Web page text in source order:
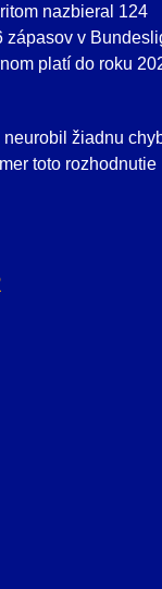
nazbieral 124
zápasov v
platí do roku
žiadnu
toto rozhodnutie